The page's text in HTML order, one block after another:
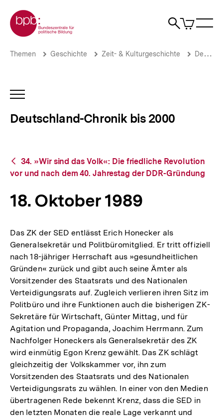
zum
Seiteninhalt
springen
Zur Startseite der bpb
Suche
Artikel
im
18.
Deutschland-
Chronik
2000
Brotkrümelnavigation
Pfadnavigation
Themen Geschichte Zeit- & Kulturgeschichte Deutschland-Chronik bis 2000
INHALTSNAVIGATION
Deutschland-Chronik bis 2000
Zurück
zur
34. »Wir sind das Volk«: Die friedliche Revolution
vor und nach dem 40. Jahrestag der DDR-Gründung
18. Oktober 1989
Das ZK der SED entlässt Erich Honecker als
Generalsekretär und Politbüromitglied. Er tritt offiziell
nach 18-jähriger Herrschaft aus »gesundheitlichen
Gründen« zurück und gibt auch seine Ämter als
Vorsitzender des Staatsrats und des Nationalen
Verteidigungsrats auf. Zugleich verlieren ihren Sitz im
Politbüro und ihre Funktionen auch die bisherigen ZK-
Sekretäre für Wirtschaft, Günter Mittag, und für
Agitation und Propaganda, Joachim Herrmann. Zum
Nachfolger Honeckers als Generalsekretär des ZK
wird einmütig Egon Krenz gewählt. Das ZK schlägt
gleichzeitig der Volkskammer vor, ihn zum
Vorsitzenden des Staatsrats und des Nationalen
Verteidigungsrats zu wählen. In einer von den Medien
übertragenen Rede bekennt Krenz, dass die SED in
den letzten Monaten die reale Lage verkannt und